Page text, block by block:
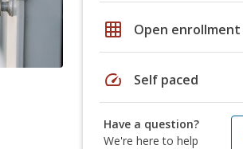
grid_on Open enrollment
speed Self paced
Have a question?
We're here to help